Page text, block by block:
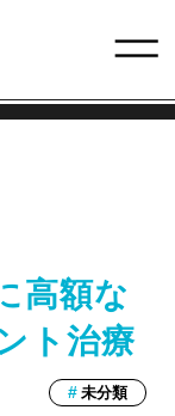
高額な
ト治療
未分類